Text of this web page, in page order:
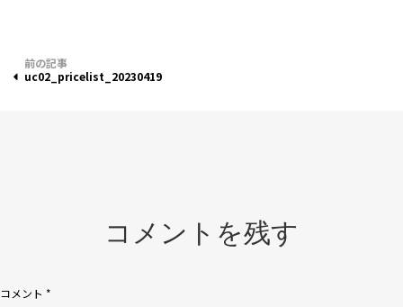
投
uc02_pricelist_20230419
コメントを残す
コメント *